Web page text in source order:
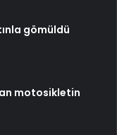
gömüldü
motosikletin